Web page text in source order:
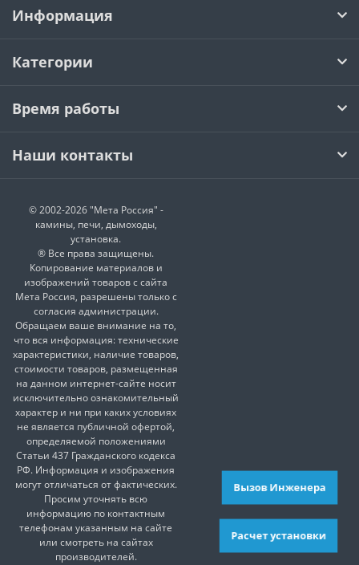
Информация
Категории
Время работы
Наши контакты
© 2002-2026 "Мета Россия" -
камины, печи, дымоходы,
установка.
® Все права защищены.
Копирование материалов и
изображений товаров с сайта
Мета Россия, разрешены только с
согласия администрации.
Обращаем ваше внимание на то,
что вся информация: технические
характеристики, наличие товаров,
стоимости товаров, размещенная
на данном интернет-сайте носит
исключительно ознакомительный
характер и ни при каких условиях
не является публичной офертой,
определяемой положениями
Статьи 437 Гражданского кодекса
РФ. Информация и изображения
могут отличаться от фактических.
Просим уточнять всю
информацию по контактным
телефонам указанным на сайте
или смотреть на сайтах
производителей.
Расчет установки
Вызов Инженера